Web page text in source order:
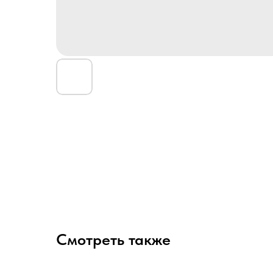
Смотреть также